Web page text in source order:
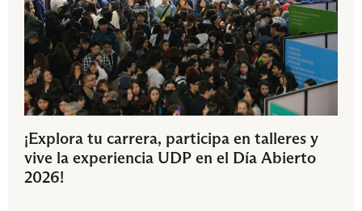
¡Explora tu carrera, participa en talleres y
vive la experiencia UDP en el Día Abierto
2026!